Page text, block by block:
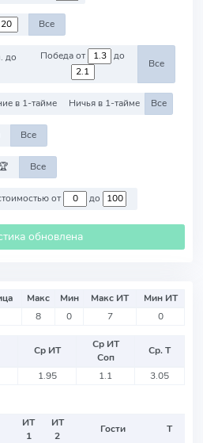
Все
до
Победа от до
Все
в 1-тайме Ничья в 1-тайме Все
Все
Все
Против команд со стоимостью от до
обновлена
Макс Мин Макс ИТ
Мин ИТ
8 0 7 0
Ср ИТ
Ср ИТ
Соп
Ср. Т
1.95 1.1 3.05
ИТ
1
ИТ
2
Гости Т